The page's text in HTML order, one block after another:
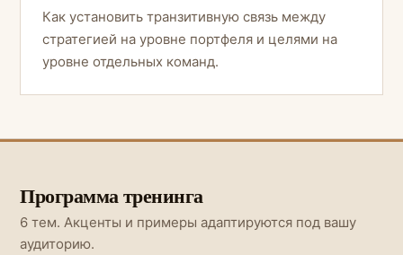
Как установить транзитивную связь между
стратегией на уровне портфеля и целями на
уровне отдельных команд.
Программа тренинга
6 тем. Акценты и примеры адаптируются под вашу
аудиторию.